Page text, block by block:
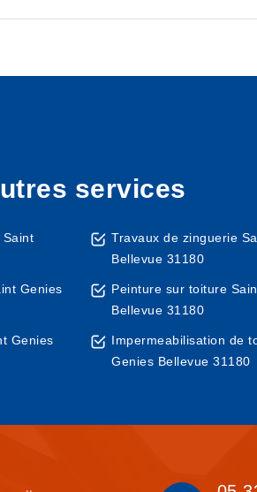
services
Genies
Genies
Travaux de zinguerie
Bellevue 31180
Peinture sur toiture
Bellevue 31180
Impermeabilisation de
Genies Bellevue 31180